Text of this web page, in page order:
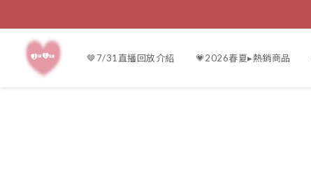
🤎7/31直播回放介紹 💗2026春夏▸熱銷商品